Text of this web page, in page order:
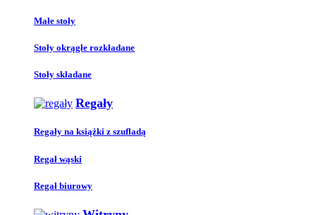
Małe stoły
Stoły okrągłe rozkładane
Stoły składane
Regały
Regały na książki z szufladą
Regał wąski
Regał biurowy